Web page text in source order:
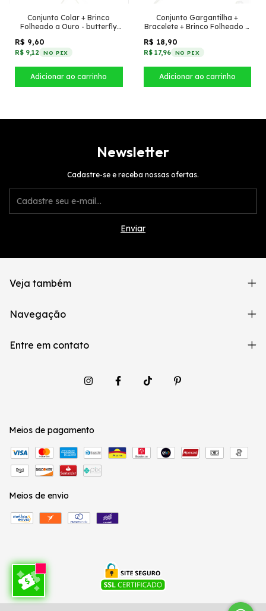
Conjunto Colar + Brinco
Folheado a Ouro - butterfly
R$ 9,60
R$ 9,12 NO PIX
Conjunto Gargantilha +
Bracelete + Brinco Folheado a
R$ 18,90
R$ 17,96 NO PIX
Newsletter
Cadastre-se e receba nossas ofertas.
Veja também
Navegação
Entre em contato
Meios de pagamento
Meios de envio